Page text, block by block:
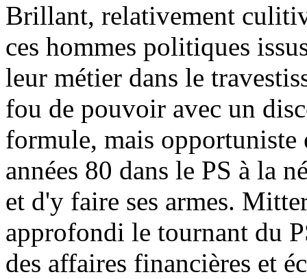
Brillant, relativement
ces hommes politiques
leur métier dans le
fou de pouvoir avec un
formule, mais opportuniste
années 80 dans le PS à la
et d'y faire ses armes.
approfondi le tournant du
des affaires financières et